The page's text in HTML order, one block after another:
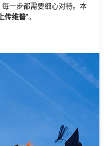
一步都需要细心对待。本
传维普”。